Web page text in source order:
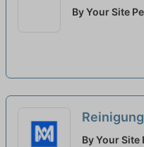
Bakum neu
By Your Site
Bakum
By Your Site